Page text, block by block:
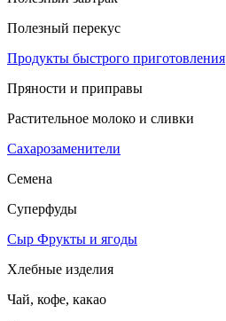
Полезный перекус
Продукты быстрого приготовления
Пряности и приправы
Растительное молоко и сливки
Сахарозаменители
Семена
Суперфуды
Сыр Фрукты и ягоды
Хлебные изделия
Чай, кофе, какао